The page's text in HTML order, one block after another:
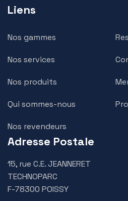
Liens
Nos gammes
Nos services
Nos produits
Qui sommes-nous
Nos revendeurs
Adresse Postale
15, rue C.E. JEANNERET
TECHNOPARC
F-78300 POISSY